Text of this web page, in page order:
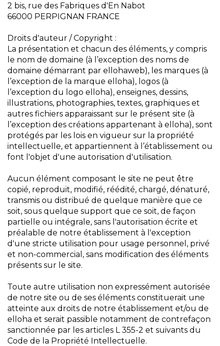
2 bis, rue des Fabriques d'En Nabot
66000 PERPIGNAN FRANCE
Droits d'auteur / Copyright :
La présentation et chacun des éléments, y compris
le nom de domaine (à l’exception des noms de
domaine démarrant par ellohaweb), les marques (à
l’exception de la marque elloha), logos (à
l’exception du logo elloha), enseignes, dessins,
illustrations, photographies, textes, graphiques et
autres fichiers apparaissant sur le présent site (à
l’exception des créations appartenant à elloha), sont
protégés par les lois en vigueur sur la propriété
intellectuelle, et appartiennent à l’établissement ou
font l'objet d'une autorisation d'utilisation.
Aucun élément composant le site ne peut être
copié, reproduit, modifié, réédité, chargé, dénaturé,
transmis ou distribué de quelque manière que ce
soit, sous quelque support que ce soit, de façon
partielle ou intégrale, sans l'autorisation écrite et
préalable de notre établissement à l'exception
d'une stricte utilisation pour usage personnel, privé
et non-commercial, sans modification des éléments
présents sur le site.
Toute autre utilisation non expressément autorisée
de notre site ou de ses éléments constituerait une
atteinte aux droits de notre établissement et/ou de
elloha et serait passible notamment de contrefaçon
sanctionnée par les articles L 355-2 et suivants du
Code de la Propriété Intellectuelle.